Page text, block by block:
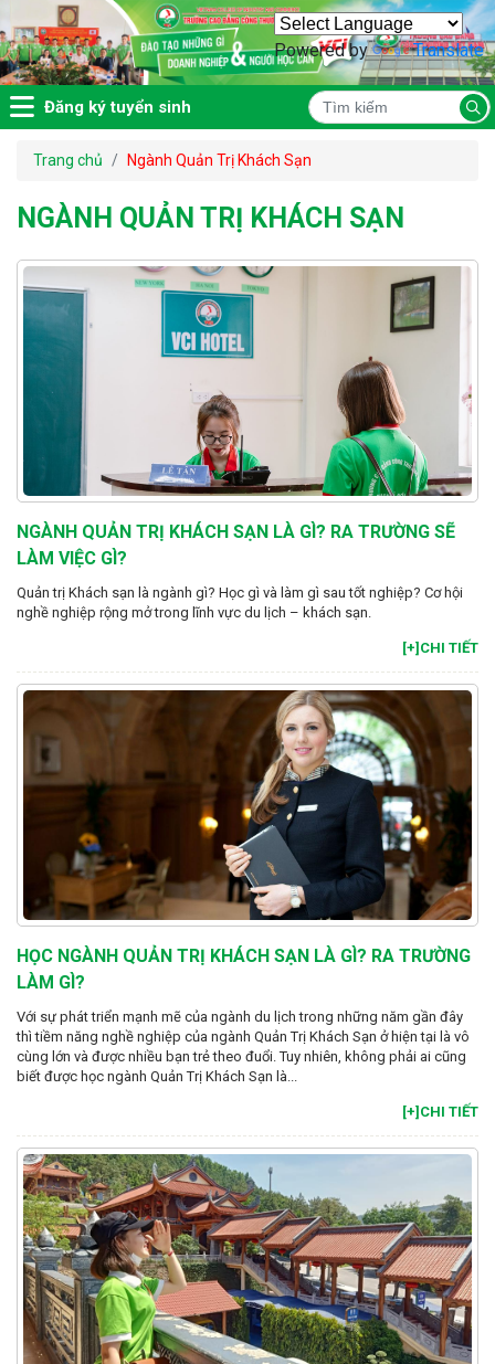
Powered by Translate
Đăng ký tuyển sinh
Trang chủ Ngành Quản Trị Khách Sạn
NGÀNH QUẢN TRỊ KHÁCH SẠN
NGÀNH QUẢN TRỊ KHÁCH SẠN LÀ GÌ? RA TRƯỜNG SẼ
LÀM VIỆC GÌ?
Quản trị Khách sạn là ngành gì? Học gì và làm gì sau tốt nghiệp? Cơ hội
nghề nghiệp rộng mở trong lĩnh vực du lịch – khách sạn.
[+]CHI TIẾT
HỌC NGÀNH QUẢN TRỊ KHÁCH SẠN LÀ GÌ? RA TRƯỜNG
LÀM GÌ?
Với sự phát triển mạnh mẽ của ngành du lịch trong những năm gần đây
thì tiềm năng nghề nghiệp của ngành Quản Trị Khách Sạn ở hiện tại là vô
cùng lớn và được nhiều bạn trẻ theo đuổi. Tuy nhiên, không phải ai cũng
biết được học ngành Quản Trị Khách Sạn là...
[+]CHI TIẾT